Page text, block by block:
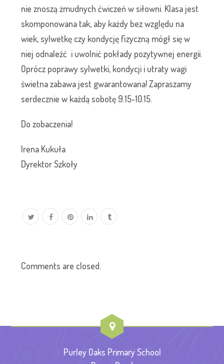
nie znoszą żmudnych ćwiczeń w siłowni. Klasa jest
skomponowana tak, aby każdy bez względu na
wiek, sylwetkę czy kondycję fizyczną mógł się w
niej odnaleźć i uwolnić pokłady pozytywnej energii.
Oprócz poprawy sylwetki, kondycji i utraty wagi
świetna zabawa jest gwarantowana! Zapraszamy
serdecznie w każdą sobotę 9.15-10.15.
Do zobaczenia!
Irena Kukuła
Dyrektor Szkoły
Comments are closed.
Purley Oaks Primary School